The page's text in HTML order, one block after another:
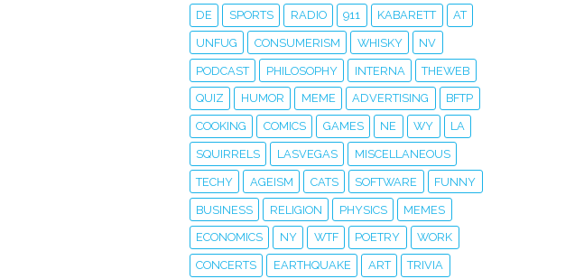
DE SPORTS RADIO 911 KABARETT AT
UNFUG CONSUMERISM WHISKY NV
PODCAST PHILOSOPHY INTERNA THEWEB
QUIZ HUMOR MEME ADVERTISING BFTP
COOKING COMICS GAMES NE WY LA
SQUIRRELS LASVEGAS MISCELLANEOUS
TECHY AGEISM CATS SOFTWARE FUNNY
BUSINESS RELIGION PHYSICS MEMES
ECONOMICS NY WTF POETRY WORK
CONCERTS EARTHQUAKE ART TRIVIA